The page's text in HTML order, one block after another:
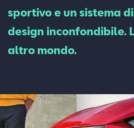
sportivo e un sistema
design inconfondibile.
altro mondo.